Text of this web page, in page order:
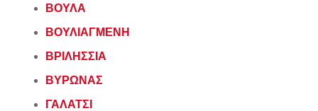
ΒΟΥΛΑ
ΒΟΥΛΙΑΓΜΕΝΗ
ΒΡΙΛΗΣΣΙΑ
ΒΥΡΩΝΑΣ
ΓΑΛΑΤΣΙ